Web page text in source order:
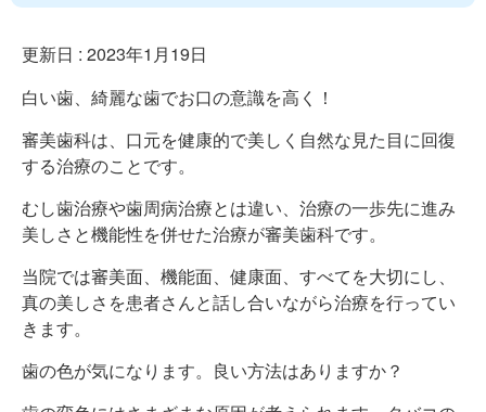
更新日 : 2023年1月19日
白い歯、綺麗な歯でお口の意識を高く！
審美歯科は、口元を健康的で美しく自然な見た目に回復
する治療のことです。
むし歯治療や歯周病治療とは違い、治療の一歩先に進み
美しさと機能性を併せた治療が審美歯科です。
当院では審美面、機能面、健康面、すべてを大切にし、
真の美しさを患者さんと話し合いながら治療を行ってい
きます。
歯の色が気になります。良い方法はありますか？